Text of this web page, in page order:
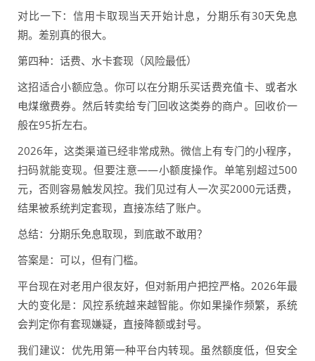
对比一下：信用卡取现当天开始计息，分期乐有30天免息
期。差别真的很大。
第四种：话费、水卡套现（风险最低）
这招适合小额应急。你可以在分期乐买话费充值卡、或者水
电煤缴费券。然后转卖给专门回收这类券的商户。回收价一
般在95折左右。
2026年，这类渠道已经非常成熟。微信上有专门的小程序，
扫码就能变现。但要注意——小额度操作。单笔别超过500
元，否则容易触发风控。我们见过有人一次买2000元话费，
结果被系统判定套现，直接冻结了账户。
总结：分期乐免息取现，到底敢不敢用？
答案是：可以，但有门槛。
平台现在对老用户很友好，但对新用户把控严格。2026年最
大的变化是：风控系统越来越智能。你如果操作频繁，系统
会判定你有套现嫌疑，直接降额或封号。
我们建议：优先用第一种平台内转现。虽然额度低，但安全